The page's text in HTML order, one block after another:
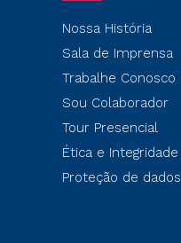
Nossa História
Sala de Imprensa
Trabalhe Conosco
Sou Colaborador
Tour Presencial
Ética e Integridade
Proteção de dados